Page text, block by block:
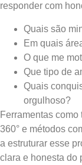
responder com
Quais são
Em quais
O que me
Que tipo de
Quais
orgulhoso?
Ferramentas
360° e métodos
a estruturar esse
clara e honesta do